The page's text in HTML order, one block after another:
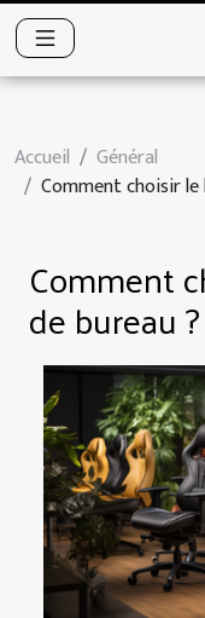
Accueil
Général
Comment choisir
Comment
de bureau ?